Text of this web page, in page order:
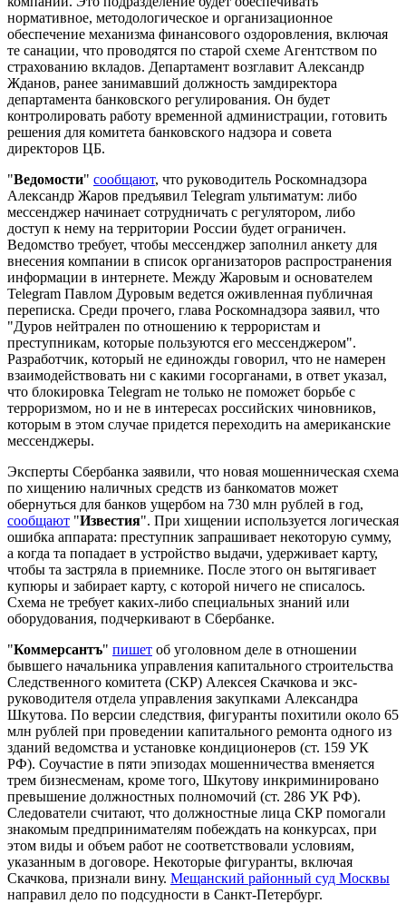
нормативное, методологическое и организационное
обеспечение механизма финансового оздоровления, включая
те санации, что проводятся по старой схеме Агентством по
страхованию вкладов. Департамент возглавит Александр
Жданов, ранее занимавший должность замдиректора
департамента банковского регулирования. Он будет
контролировать работу временной администрации, готовить
решения для комитета банковского надзора и совета
директоров ЦБ.
"Ведомости" сообщают, что руководитель Роскомнадзора
Александр Жаров предъявил Telegram ультиматум: либо
мессенджер начинает сотрудничать с регулятором, либо
доступ к нему на территории России будет ограничен.
Ведомство требует, чтобы мессенджер заполнил анкету для
внесения компании в список организаторов распространения
информации в интернете. Между Жаровым и основателем
Telegram Павлом Дуровым ведется оживленная публичная
переписка. Среди прочего, глава Роскомнадзора заявил, что
"Дуров нейтрален по отношению к террористам и
преступникам, которые пользуются его мессенджером".
Разработчик, который не единожды говорил, что не намерен
взаимодействовать ни с какими госорганами, в ответ указал,
что блокировка Telegram не только не поможет борьбе с
терроризмом, но и не в интересах российских чиновников,
которым в этом случае придется переходить на американские
мессенджеры.
Эксперты Сбербанка заявили, что новая мошенническая схема
по хищению наличных средств из банкоматов может
обернуться для банков ущербом на 730 млн рублей в год,
сообщают "Известия". При хищении используется логическая
ошибка аппарата: преступник запрашивает некоторую сумму,
а когда та попадает в устройство выдачи, удерживает карту,
чтобы та застряла в приемнике. После этого он вытягивает
купюры и забирает карту, с которой ничего не списалось.
Схема не требует каких-либо специальных знаний или
оборудования, подчеркивают в Сбербанке.
"Коммерсантъ" пишет об уголовном деле в отношении
бывшего начальника управления капитального строительства
Следственного комитета (СКР) Алексея Скачкова и экс-
руководителя отдела управления закупками Александра
Шкутова. По версии следствия, фигуранты похитили около 65
млн рублей при проведении капитального ремонта одного из
зданий ведомства и установке кондиционеров (ст. 159 УК
РФ). Соучастие в пяти эпизодах мошенничества вменяется
трем бизнесменам, кроме того, Шкутову инкриминировано
превышение должностных полномочий (ст. 286 УК РФ).
Следователи считают, что должностные лица СКР помогали
знакомым предпринимателям побеждать на конкурсах, при
этом виды и объем работ не соответствовали условиям,
указанным в договоре. Некоторые фигуранты, включая
Скачкова, признали вину. Мещанский районный суд Москвы
направил дело по подсудности в Санкт-Петербург.